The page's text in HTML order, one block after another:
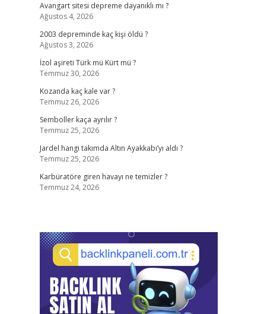
Avangart sitesi depreme dayanıklı mı ?
Ağustos 4, 2026
2003 depreminde kaç kişi öldü ?
Ağustos 3, 2026
İzol aşireti Türk mü Kürt mü ?
Temmuz 30, 2026
Kozanda kaç kale var ?
Temmuz 26, 2026
Semboller kaça ayrılır ?
Temmuz 25, 2026
Jardel hangi takımda Altın Ayakkabı’yı aldı ?
Temmuz 25, 2026
Karbüratöre giren havayı ne temizler ?
Temmuz 24, 2026